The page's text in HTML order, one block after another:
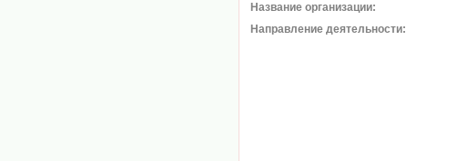
Название организации:
Направление деятельности: